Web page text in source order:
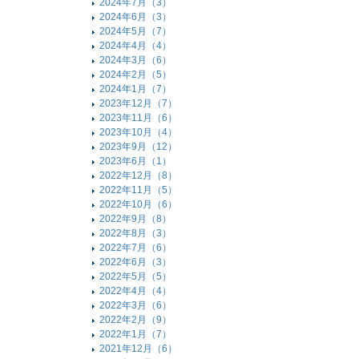
2024年7月（3）
2024年6月（3）
2024年5月（7）
2024年4月（4）
2024年3月（6）
2024年2月（5）
2024年1月（7）
2023年12月（7）
2023年11月（6）
2023年10月（4）
2023年9月（12）
2023年6月（1）
2022年12月（8）
2022年11月（5）
2022年10月（6）
2022年9月（8）
2022年8月（3）
2022年7月（6）
2022年6月（3）
2022年5月（5）
2022年4月（4）
2022年3月（6）
2022年2月（9）
2022年1月（7）
2021年12月（6）